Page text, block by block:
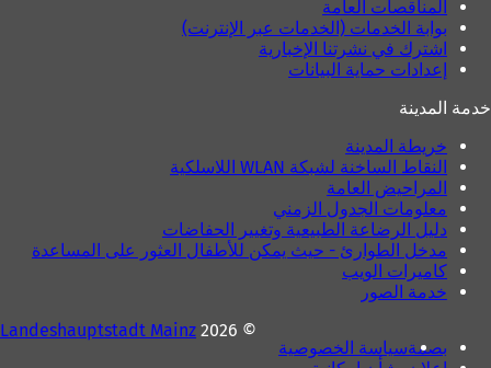
المناقصات العامة
بوابة الخدمات (الخدمات عبر الإنترنت)
اشترك في نشرتنا الإخبارية
إعدادات حماية البيانات
خدمة المدينة
خريطة المدينة
النقاط الساخنة لشبكة WLAN اللاسلكية
المراحيض العامة
معلومات الجدول الزمني
دليل الرضاعة الطبيعية وتغيير الحفاضات
مدخل الطوارئ - حيث يمكن للأطفال العثور على المساعدة
كاميرات الويب
خدمة الصور
بصمةسياسة الخصوصية
© 2026
Landeshauptstadt Mainz